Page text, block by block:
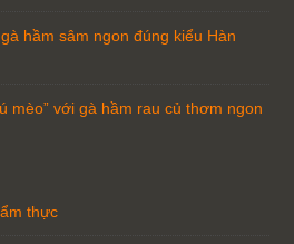
hầm sâm ngon đúng kiểu Hàn
mèo” với gà hầm rau củ thơm ngon
thực